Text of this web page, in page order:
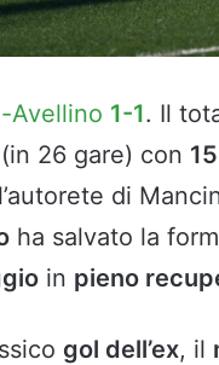
Avellino 1-1. Il
(in 26 gare) con
di
ha salvato la
in pieno
gol dell’ex, il